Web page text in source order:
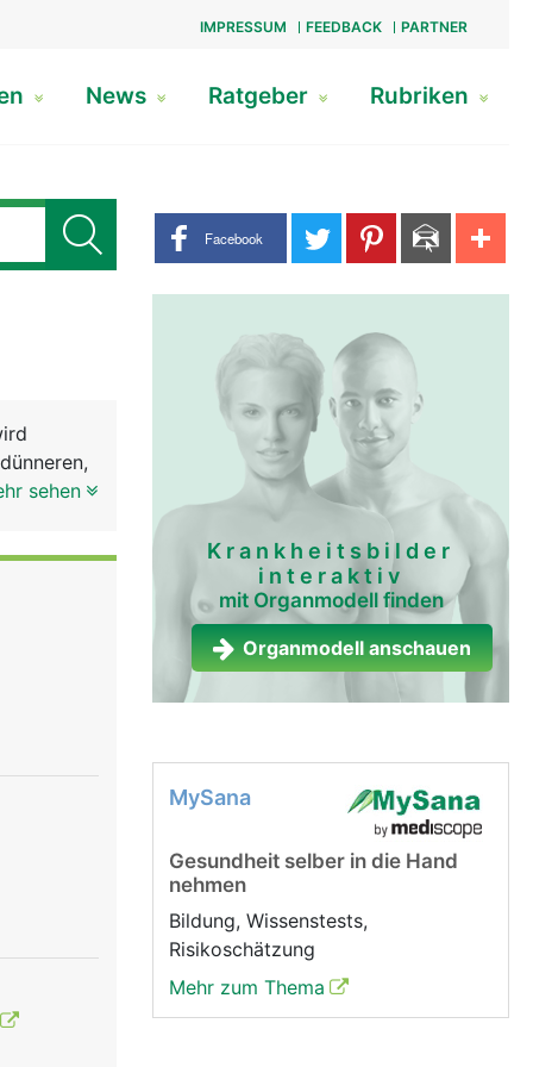
IMPRESSUM FEEDBACK PARTNER
News Ratgeber Rubriken
Share buttons
Facebook
diesehen
Krankheitsbilder
interaktiv
mit Organmodell finden
Organmodell anschauen
MySana
Gesundheit selber in die Hand
nehmen
Bildung, Wissenstests,
Risikoschätzung
Mehr zum Thema